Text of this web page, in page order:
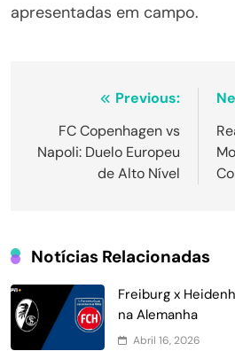
apresentadas em campo.
Navegação
Post
Previous:
FC Copenhagen vs
Napoli: Duelo Europeu
de Alto Nível
Notícias Relacionadas
Freiburg x
na Alemanha
Abril 16, 2026